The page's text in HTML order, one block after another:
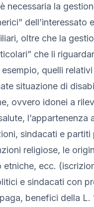
necessaria la
dell’interessato
oltre che la
che li
quelli relativi
situazione di
ovvero idonei a
l’appartenenza
sindacati e partiti
religiose, le
etniche, ecc.
e sindacati con
benefici della L.